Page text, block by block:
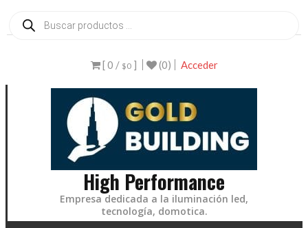
alproductos
[ 0 / $0] (0) Acceder
High Performance
Empresa dedicada a la iluminación led,
tecnología, domotica.